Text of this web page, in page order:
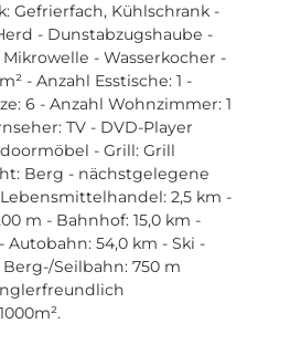
Gefrierfach, Kühlschrank -
- Dunstabzugshaube -
- Wasserkocher -
- Anzahl Esstische: 1 -
6 - Anzahl Wohnzimmer: 1
TV - DVD-Player
- Grill: Grill
Berg - nächstgelegene
2,5 km -
m - Bahnhof: 15,0 km -
Autobahn: 54,0 km - Ski -
Seilbahn: 750 m